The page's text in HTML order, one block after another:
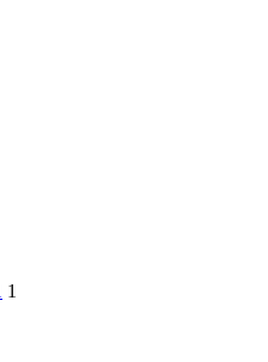
1